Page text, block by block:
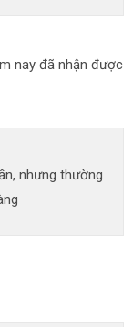
nay đã nhận được
nhưng thường